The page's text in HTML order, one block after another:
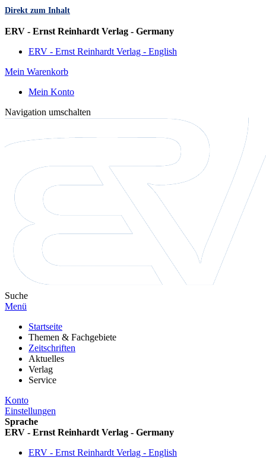
Direkt zum Inhalt
ERV - Ernst Reinhardt Verlag - Germany
ERV - Ernst Reinhardt Verlag - English
Mein Warenkorb
Mein Konto
Navigation umschalten
Suche
Menü
Startseite
Themen & Fachgebiete
Zeitschriften
Aktuelles
Verlag
Service
Konto
Einstellungen
Sprache
ERV - Ernst Reinhardt Verlag - Germany
ERV - Ernst Reinhardt Verlag - English